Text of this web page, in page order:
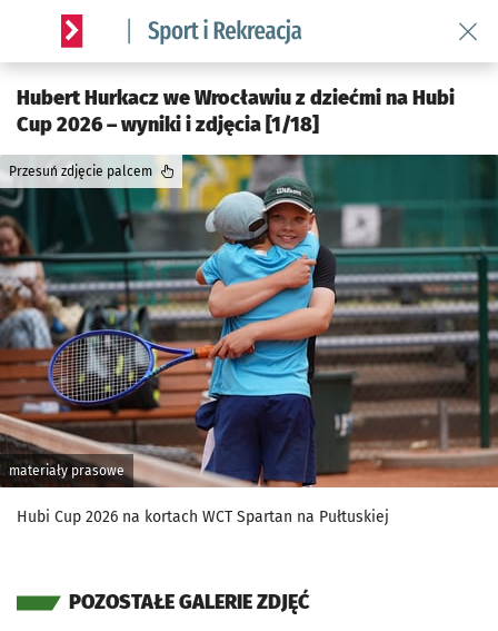
Serwis informacyjny wroclaw.pl podserwis: Sport i rekreacja
Hubert Hurkacz we Wrocławiu z dziećmi na Hubi
Cup 2026 – wyniki i zdjęcia [1/18]
materiały prasowe
Przesuń zdjęcie palcem
Hubi Cup 2026 na kortach WCT Spartan na Pułtuskiej
POZOSTAŁE GALERIE ZDJĘĆ